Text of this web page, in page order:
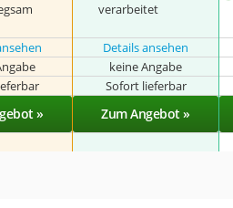
verarbeitet
Details ansehen
keine Angabe
Sofort lieferbar
» Zum Angebot »